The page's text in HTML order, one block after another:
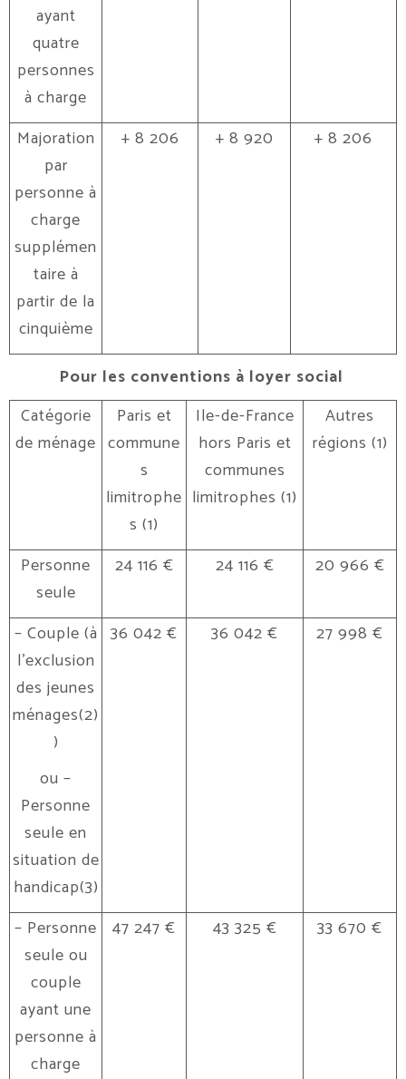
ayant
quatre
personnes
à charge
Majoration
par
personne à
charge
supplémen
taire à
partir de la
cinquième
+ 8 206 + 8 920 + 8 206
Pour les conventions à loyer social
Catégorie
de ménage
Paris et
commune
s
limitrophe
s (1)
Ile-de-France
hors Paris et
communes
limitrophes (1)
Autres
régions (1)
Personne
seule
24 116 € 24 116 € 20 966 €
– Couple (à
l’exclusion
des jeunes
ménages(2)
)
ou –
Personne
seule en
situation de
handicap(3)
36 042 € 36 042 € 27 998 €
– Personne
seule ou
couple
ayant une
personne à
charge
47 247 € 43 325 € 33 670 €